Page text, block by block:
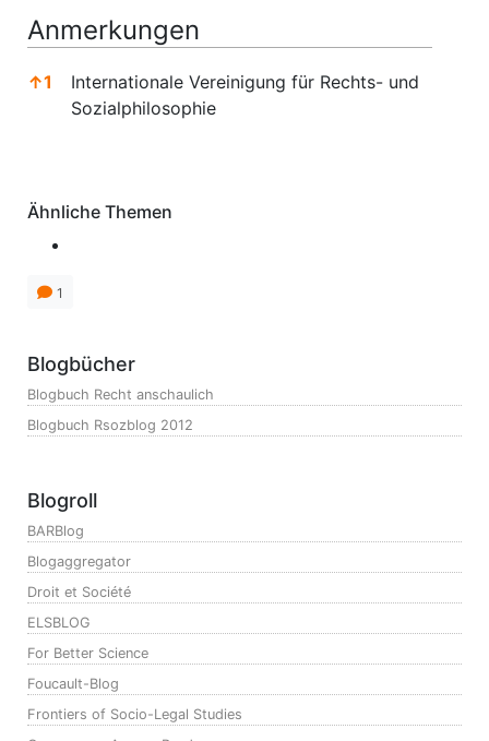
Anmerkungen
↑1
Internationale Vereinigung für Rechts- und
Sozialphilosophie
Ähnliche Themen
1
Blogbücher
Blogbuch Recht anschaulich
Blogbuch Rsozblog 2012
Blogroll
BARBlog
Blogaggregator
Droit et Société
ELSBLOG
For Better Science
Foucault-Blog
Frontiers of Socio-Legal Studies